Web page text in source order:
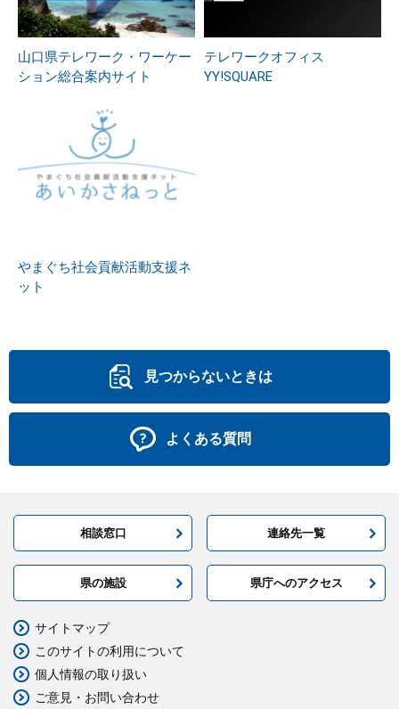
山口県テレワーク・ワーケー
ション総合案内サイト
テレワークオフィス
YY!SQUARE
やまぐち社会貢献活動支援ネ
ット
見つからないときは
よくある質問
相談窓口 連絡先一覧
県の施設 県庁へのアクセス
サイトマップ
このサイトの利用について
個人情報の取り扱い
ご意見・お問い合わせ